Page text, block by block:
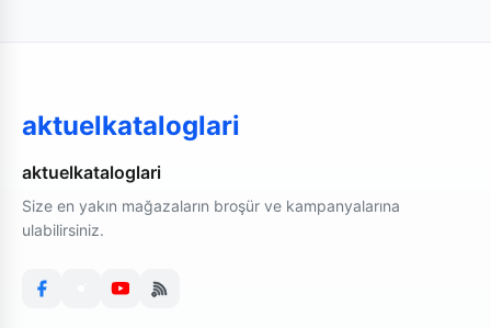
aktuelkataloglari
aktuelkataloglari
Size en yakın mağazaların broşür ve kampanyalarına
ulabilirsiniz.